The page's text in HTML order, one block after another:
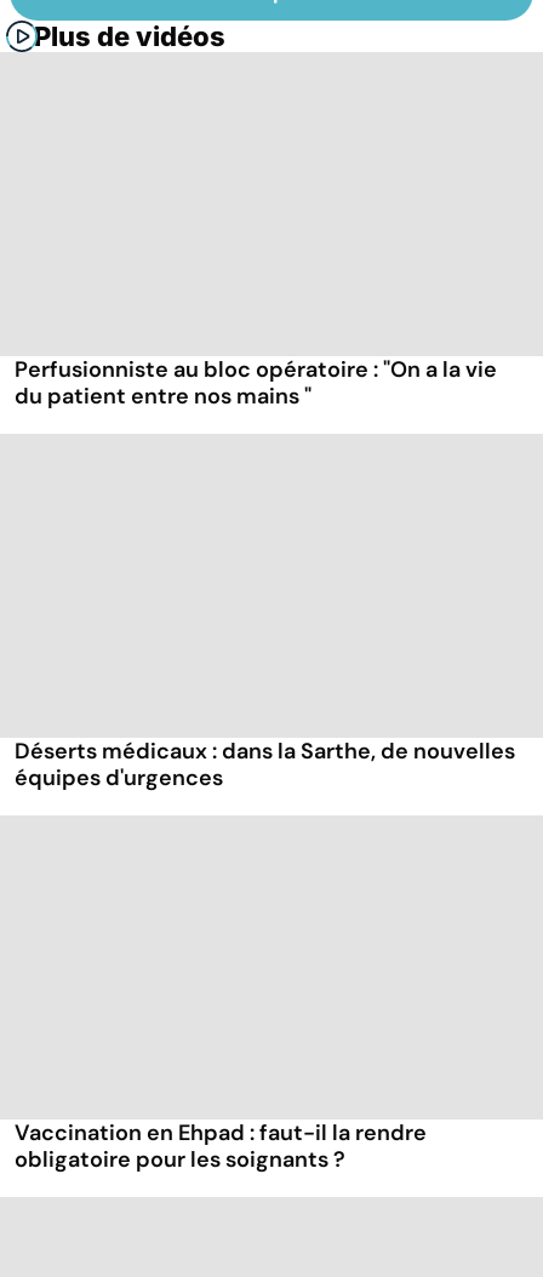
Plus de vidéos
Perfusionniste au bloc opératoire : "On a la vie
du patient entre nos mains "
Déserts médicaux : dans la Sarthe, de nouvelles
équipes d'urgences
Vaccination en Ehpad : faut-il la rendre
obligatoire pour les soignants ?